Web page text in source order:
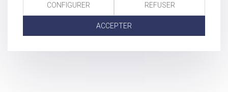
CONFIGURER REFUSER
ACCEPTER